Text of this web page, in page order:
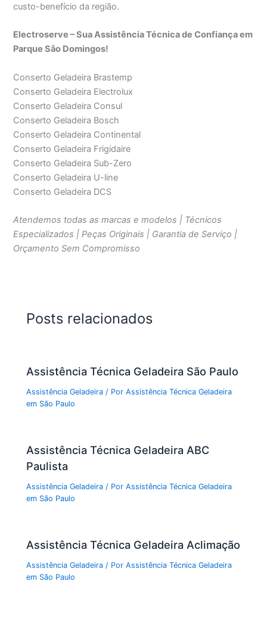
custo-benefício da região.
Electroserve – Sua Assistência Técnica de Confiança em
Parque São Domingos!
Conserto Geladeira Brastemp
Conserto Geladeira Electrolux
Conserto Geladeira Consul
Conserto Geladeira Bosch
Conserto Geladeira Continental
Conserto Geladeira Frigidaire
Conserto Geladeira Sub-Zero
Conserto Geladeira U-line
Conserto Geladeira DCS
Atendemos todas as marcas e modelos | Técnicos
Especializados | Peças Originais | Garantia de Serviço |
Orçamento Sem Compromisso
Posts relacionados
Assistência Técnica Geladeira São Paulo
Assistência Geladeira / PorAssistência Técnica Geladeira
em São Paulo
Assistência Técnica Geladeira ABC
Paulista
Assistência Geladeira / PorAssistência Técnica Geladeira
em São Paulo
Assistência Técnica Geladeira Aclimação
Assistência Geladeira / PorAssistência Técnica Geladeira
em São Paulo